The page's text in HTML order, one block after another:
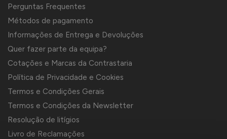
Perguntas Frequentes
Métodos de pagamento
Informações de Entrega e Devoluções
Quer fazer parte da equipa?
Cotações e Marcas da Contrastaria
Política de Privacidade e Cookies
Termos e Condições Gerais
Termos e Condições da Newsletter
Resolução de litígios
Livro de Reclamações